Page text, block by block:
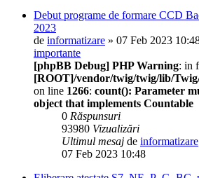
Debut programe de formare CCD
2023
de informatizare » 07 Feb 2023
importante
[phpBB Debug] PHP Warning: in
[ROOT]/vendor/twig/twig/lib/
on line 1266: count(): Parameter
object that implements Countable
0 Răspunsuri
93980 Vizualizări
Ultimul mesaj de informatizare
07 Feb 2023 10:48